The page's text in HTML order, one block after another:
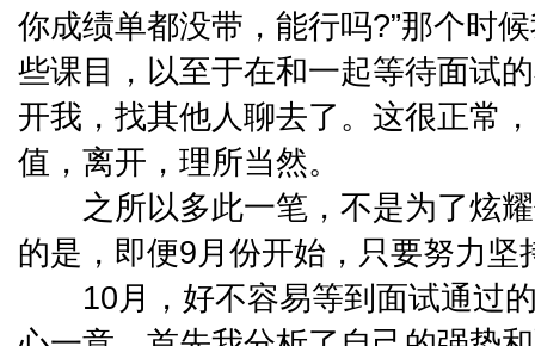
你成绩单都没带，能行吗?”那个时
些课目，以至于在和一起等待面试
开我，找其他人聊去了。这很正常
值，离开，理所当然。
之所以多此一笔，不是为了炫耀
的是，即便9月份开始，只要努力
10月，好不容易等到面试通过的